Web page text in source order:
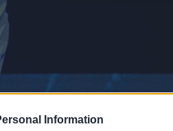
Information